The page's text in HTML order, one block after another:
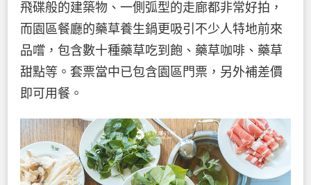
飛碟般的建築物、一側弧型的走廊都非常好拍，
而園區餐廳的藥草養生鍋更吸引不少人特地前來
品嚐，包含數十種藥草吃到飽、藥草咖啡、藥草
甜點等。套票當中已包含園區門票，另外補差價
即可用餐。